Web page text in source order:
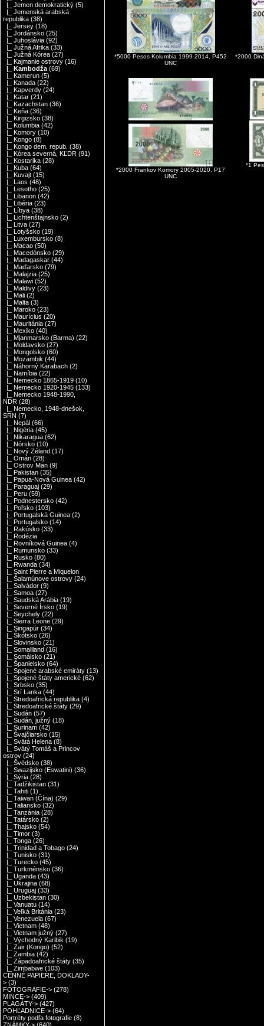
|_ Jemen demokratický (5)
|_ Jemenská arabská
republika (38)
|_ Jersey (18)
|_ Jordánsko (25)
|_ Juhoslávia (92)
|_ Južná Afrika (33)
|_ Južná Kórea (27)
|_ Kajmanie ostrovy (16)
|_ Kambodža (69)
|_ Kamerun (5)
|_ Kanada (22)
|_ Kapverdy (24)
|_ Katar (21)
|_ Kazachstan (36)
|_ Keňa (36)
|_ Kirgizsko (38)
|_ Kolumbia (42)
|_ Komory (10)
|_ Kongo (8)
|_ Kongo dem. repub. (38)
|_ Kórea severná, KĽDR (91)
|_ Kostarika (28)
|_ Kuba (64)
|_ Kuvajt (15)
|_ Laos (48)
|_ Lesotho (25)
|_ Libanon (42)
|_ Libéria (23)
|_ Líbya (38)
|_ Lichtenštajnsko (2)
|_ Litva (27)
|_ Lotyšsko (19)
|_ Luxembursko (8)
|_ Macao (50)
|_ Macedónsko (29)
|_ Madagaskar (44)
|_ Maďarsko (79)
|_ Malajzia (25)
|_ Malawi (52)
|_ Maldivy (23)
|_ Mali (2)
|_ Malta (3)
|_ Maroko (23)
|_ Maurícius (20)
|_ Mauritánia (27)
|_ Mexiko (40)
|_ Mjanmarsko (Barma) (22)
|_ Moldavsko (27)
|_ Mongolsko (60)
|_ Mozambik (44)
|_ Náhorný Karabach (2)
|_ Namíbia (22)
|_ Nemecko 1865-1919 (10)
|_ Nemecko 1920-1945 (133)
|_ Nemecko 1948-1990,
NDR (28)
|_ Nemecko, 1948-dnešok,
SRN (7)
|_ Nepál (66)
|_ Nigéria (45)
|_ Nikaragua (62)
|_ Nórsko (10)
|_ Nový Zéland (17)
|_ Omán (28)
|_ Ostrov Man (9)
|_ Pakistan (35)
|_ Papua-Nová Guinea (42)
|_ Paraguaj (29)
|_ Peru (59)
|_ Podnestersko (42)
|_ Poľsko (103)
|_ Portugalská Guinea (2)
|_ Portugalsko (14)
|_ Rakúsko (33)
|_ Rodézia
|_ Rovníková Guinea (4)
|_ Rumunsko (33)
|_ Rusko (80)
|_ Rwanda (34)
|_ Saint Pierre a Miquelon
|_ Šalamúnove ostrovy (24)
|_ Salvádor (9)
|_ Samoa (27)
|_ Saudská Arábia (19)
|_ Severné Írsko (19)
|_ Seychely (22)
|_ Sierra Leone (29)
|_ Singapúr (34)
|_ Škótsko (26)
|_ Slovinsko (21)
|_ Somaliland (16)
|_ Somálsko (21)
|_ Španielsko (64)
|_ Spojené arabské emiráty (13)
|_ Spojené štáty americké (62)
|_ Srbsko (35)
|_ Srí Lanka (44)
|_ Stredoafrická republika (4)
|_ Stredoafrické štáty (29)
|_ Sudán (57)
|_ Sudán, južný (18)
|_ Surinam (42)
|_ Švajčiarsko (15)
|_ Svätá Helena (8)
|_ Svätý Tomáš a Princov
ostrov (24)
|_ Švédsko (38)
|_ Swazijsko (Eswatini) (36)
|_ Sýria (28)
|_ Tadžikistan (31)
|_ Tahiti (1)
|_ Taiwan (Čína) (29)
|_ Taliansko (32)
|_ Tanzánia (28)
|_ Tatársko (2)
|_ Thajsko (54)
|_ Timor (3)
|_ Tonga (26)
|_ Trinidad a Tobago (24)
|_ Tunisko (31)
|_ Turecko (45)
|_ Turkménsko (36)
|_ Uganda (43)
|_ Ukrajina (68)
|_ Uruguaj (33)
|_ Uzbekistan (30)
|_ Vanuatu (14)
|_ Veľká Británia (23)
|_ Venezuela (67)
|_ Vietnam (48)
|_ Vietnam južný (27)
|_ Východný Karibik (19)
|_ Zair (Kongo) (52)
|_ Zambia (42)
|_ Západoafrické štáty (35)
|_ Zimbabwe (103)
CENNÉ PAPIERE, DOKLADY-
> (3)
FOTOGRAFIE-> (278)
MINCE-> (409)
PLAGÁTY-> (427)
POHĽADNICE-> (64)
Portréty podľa fotografie (8)
*5000 Pesos Kolumbia 1999-2014, P452
UNC
*2000
*2000 Frankov Komory 2005-2020, P17
UNC
*1